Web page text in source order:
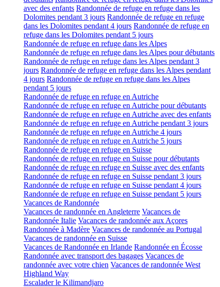
avec des enfants Randonnée de refuge en refuge dans les
Dolomites pendant 3 jours Randonnée de refuge en refuge
dans les Dolomites pendant 4 jours Randonnée de refuge en
refuge dans les Dolomites pendant 5 jours
Randonnée de refuge en refuge dans les Alpes
Randonnée de refuge en refuge dans les Alpes pour débutants
Randonnée de refuge en refuge dans les Alpes pendant 3
jours Randonnée de refuge en refuge dans les Alpes pendant
4 jours Randonnée de refuge en refuge dans les Alpes
pendant 5 jours
Randonnée de refuge en refuge en Autriche
Randonnée de refuge en refuge en Autriche pour débutants
Randonnée de refuge en refuge en Autriche avec des enfants
Randonnée de refuge en refuge en Autriche pendant 3 jours
Randonnée de refuge en refuge en Autriche 4 jours
Randonnée de refuge en refuge en Autriche 5 jours
Randonnée de refuge en refuge en Suisse
Randonnée de refuge en refuge en Suisse pour débutants
Randonnée de refuge en refuge en Suisse avec des enfants
Randonnée de refuge en refuge en Suisse pendant 3 jours
Randonnée de refuge en refuge en Suisse pendant 4 jours
Randonnée de refuge en refuge en Suisse pendant 5 jours
Vacances de Randonnée
Vacances de randonnée en Angleterre Vacances de
Randonnée Italie Vacances de randonnée aux Açores
Randonnée à Madère Vacances de randonnée au Portugal
Vacances de randonnée en Suisse
Vacances de Randonnée en Irlande Randonnée en Écosse
Randonnée avec transport des bagages Vacances de
randonnée avec votre chien Vacances de randonnée West
Highland Way
Escalader le Kilimandjaro